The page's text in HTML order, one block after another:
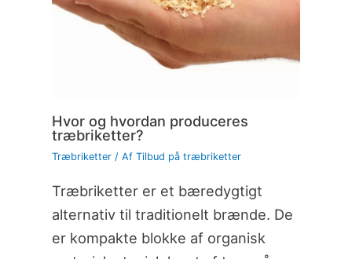
Hvor og hvordan produceres
træbriketter?
Træbriketter/ Af Tilbud på træbriketter
Træbriketter er et bæredygtigt
alternativ til traditionelt brænde. De
er kompakte blokke af organisk